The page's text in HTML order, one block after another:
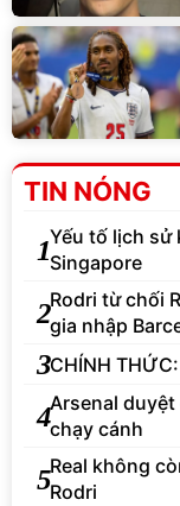
TIN NÓNG
1Yếu tố lịch sử
Singapore
2Rodri từ chối
gia nhập
3CHÍNH
4Arsenal
chạy cánh
5Real không
Rodri